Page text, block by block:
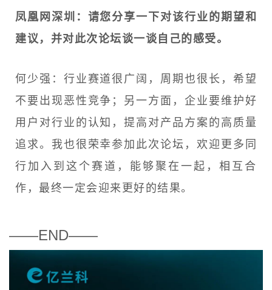
凤凰网深圳：请您分享一下对该行业的期望和
建议，并对此次论坛谈一谈自己的感受。
何少强：行业赛道很广阔，周期也很长，希望
不要出现恶性竞争；另一方面，企业要维护好
用户对行业的认知，提高对产品方案的高质量
追求。我也很荣幸参加此次论坛，欢迎更多同
行加入到这个赛道，能够聚在一起，相互合
作，最终一定会迎来更好的结果。
——END——